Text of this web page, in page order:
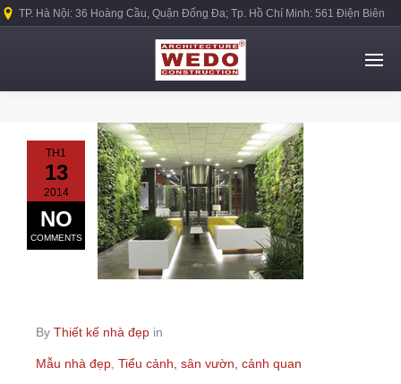
TP. Hà Nội: 36 Hoàng Cầu, Quận Đống Đa; Tp. Hồ Chí Minh: 561 Điện Biên
TH1
13
2014
NO
COMMENTS
By Thiết kế nhà đẹp in
Mẫu nhà đẹp Tiểu cảnh, sân vườn, cảnh quan